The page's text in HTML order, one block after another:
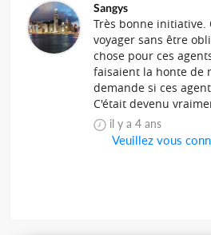
Sangys
Très bonne
voyager sans être
chose pour ces
faisaient la honte de
demande si ces
C'était devenu
il y a 4 ans
Veuillez vous